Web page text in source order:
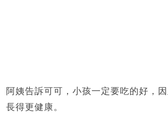
阿姨告訴可可，小孩一定要吃的好，
長得更健康。